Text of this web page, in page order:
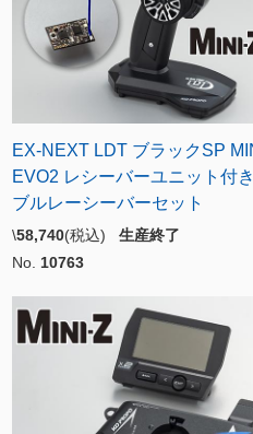
EX-NEXT LDT ブラックSP
EVO2 レシーバーユニット付
ブルレーシーバーセット
\58,740(税込) 生産終了
No. 10763